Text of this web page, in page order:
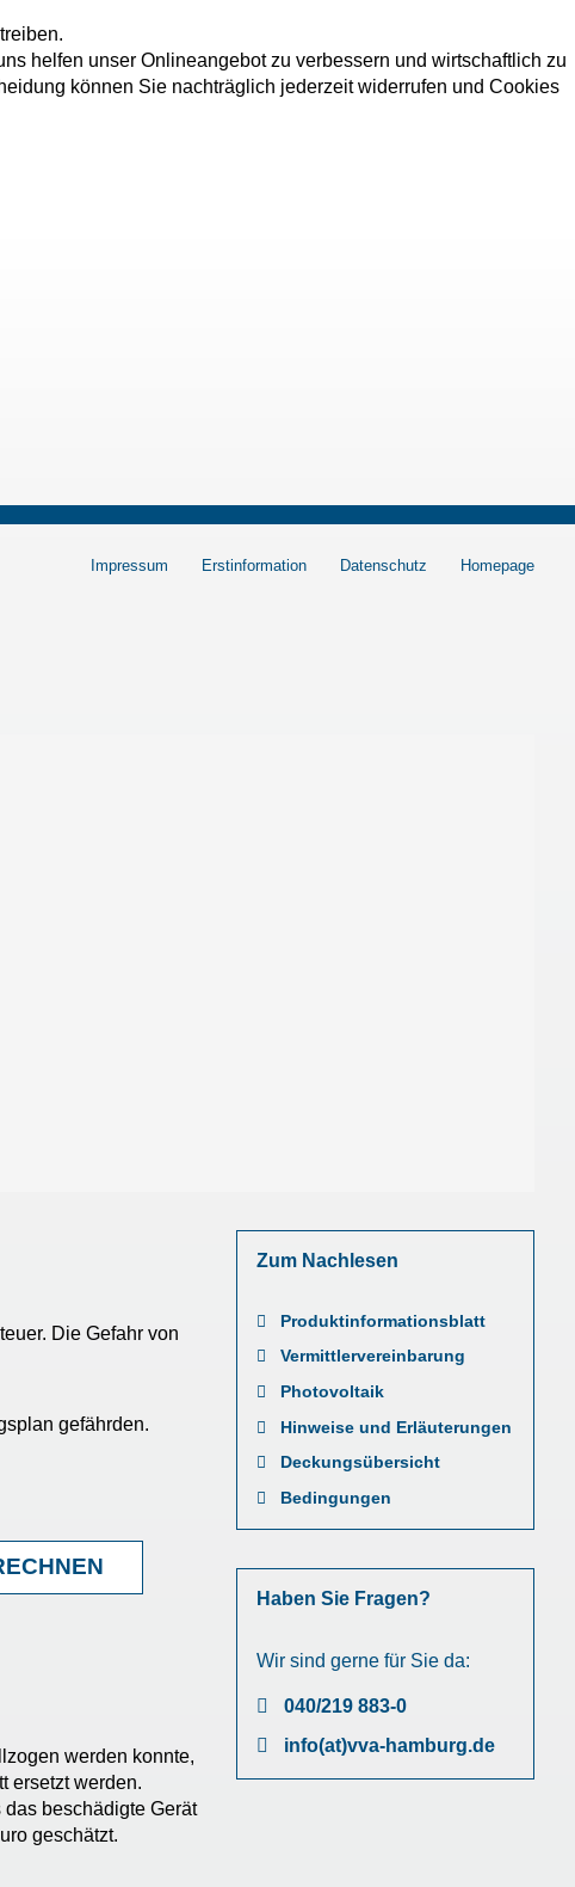
helfen unser Onlineangebot zu verbessern und wirtschaftlich zu
können Sie nachträglich jederzeit widerrufen und Cookies
Impressum Erstinformation Datenschutz Homepage
Die Gefahr von
gefährden.
werden konnte,
ersetzt werden.
beschädigte Gerät
geschätzt.
Zum Nachlesen
Produktinformationsblatt
Vermittlervereinbarung
Photovoltaik
Hinweise und Erläuterungen
Deckungsübersicht
Bedingungen
Haben Sie Fragen?
Wir sind gerne für Sie da:
040/219 883-0
info(at)vva-hamburg.de